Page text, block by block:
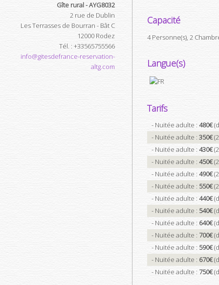
Gîte rural - AYG8032
2 rue de Dublin
Les Terrasses de Bourran - Bât C
12000 Rodez
Tél. : +33565755566
info@gitesdefrance-reservation-
altg.com
Capacité
4 Personne(s), 2
Langue(s)
Tarifs
- Nuitée adulte : 480€
- Nuitée adulte : 350€
- Nuitée adulte : 430€
- Nuitée adulte : 450€
- Nuitée adulte : 490€
- Nuitée adulte : 550€
- Nuitée adulte : 440€
- Nuitée adulte : 540€
- Nuitée adulte : 640€
- Nuitée adulte : 700€
- Nuitée adulte : 590€
- Nuitée adulte : 670€
- Nuitée adulte : 750€